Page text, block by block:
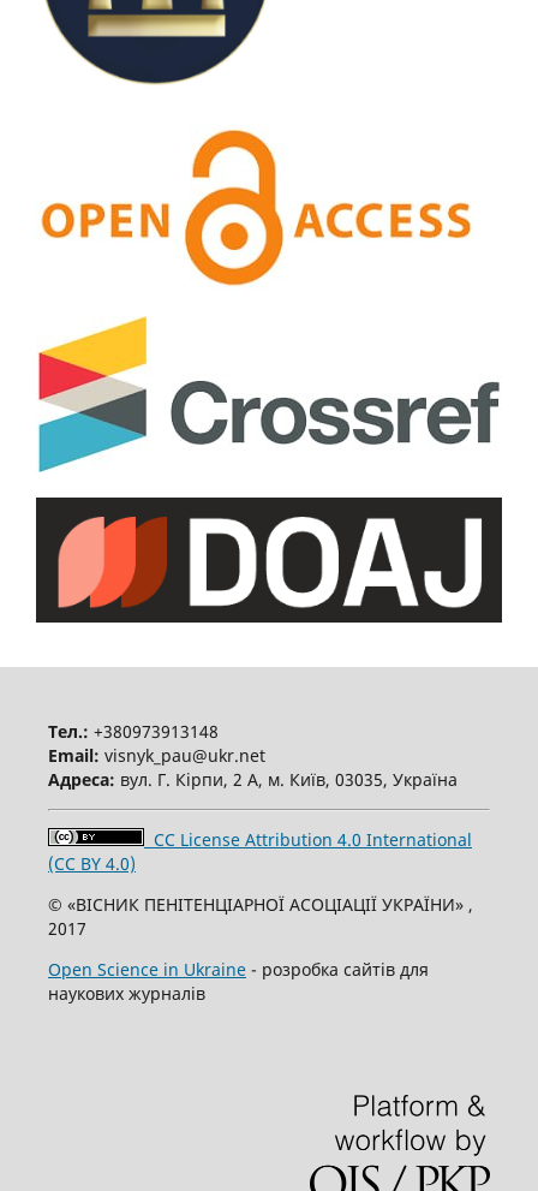
Тел.: +380973913148
Email: visnyk_pau@ukr.net
Адреса: вул. Г. Кірпи, 2 А, м. Київ, 03035, Україна
CC License Attribution 4.0 International
(CC BY 4.0)
© «ВІСНИК ПЕНІТЕНЦІАРНОЇ АСОЦІАЦІЇ УКРАЇНИ» ,
2017
Open Science in Ukraine- розробка сайтів для
наукових журналів